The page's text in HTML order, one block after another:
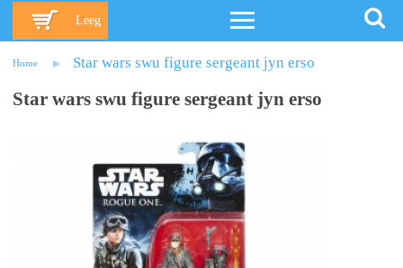
Leeg
Home Star wars swu figure sergeant jyn erso
Star wars swu figure sergeant jyn erso